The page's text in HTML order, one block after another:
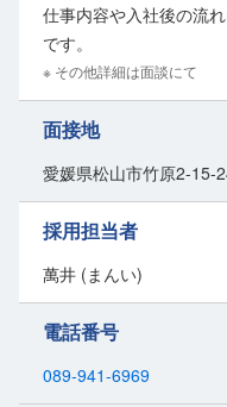
仕事内容や入社後の流
です。
※ その他詳細は面談にて
面接地
愛媛県松山市竹原2-15-
採用担当者
萬井 (まんい)
電話番号
089-941-6969